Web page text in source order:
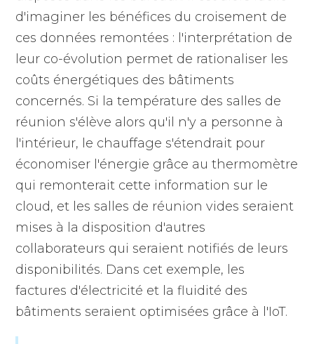
d'imaginer les bénéfices du croisement de
ces données remontées : l'interprétation de
leur co-évolution permet de rationaliser les
coûts énergétiques des bâtiments
concernés. Si la température des salles de
réunion s'élève alors qu'il n'y a personne à
l'intérieur, le chauffage s'étendrait pour
économiser l'énergie grâce au thermomètre
qui remonterait cette information sur le
cloud, et les salles de réunion vides seraient
mises à la disposition d'autres
collaborateurs qui seraient notifiés de leurs
disponibilités. Dans cet exemple, les
factures d'électricité et la fluidité des
bâtiments seraient optimisées grâce à l'IoT.